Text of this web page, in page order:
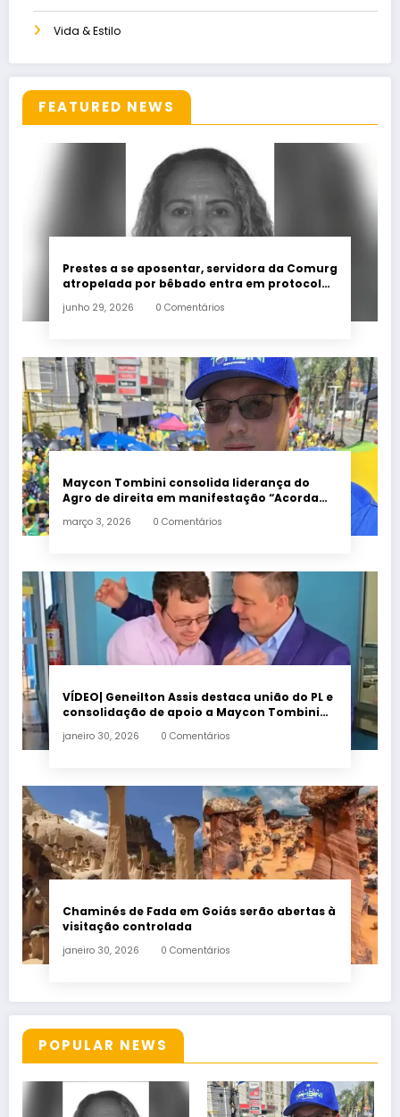
Vida & Estilo
FEATURED NEWS
Prestes a se aposentar, servidora da Comurg
atropelada por bêbado entra em protocolo
junho 29, 2026 0 Comentários
Maycon Tombini consolida liderança do
Agro de direita em manifestação “Acorda
março 3, 2026 0 Comentários
VÍDEO| Geneilton Assis destaca união do PL e
consolidação de apoio a Maycon Tombini
janeiro 30, 2026 0 Comentários
Chaminés de Fada em Goiás serão abertas à
visitação controlada
janeiro 30, 2026 0 Comentários
POPULAR NEWS